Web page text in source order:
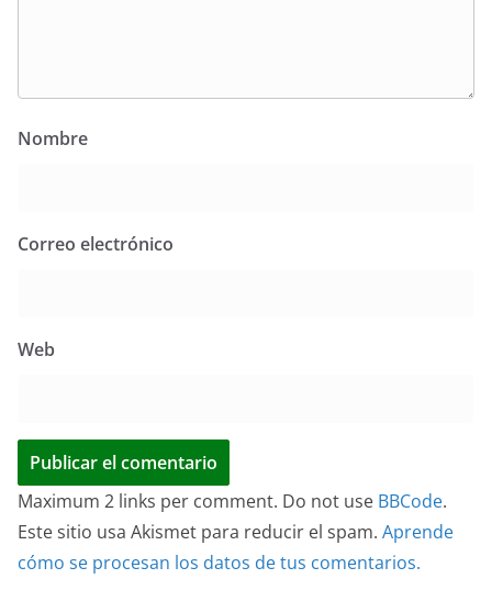
Nombre
Correo electrónico
Web
Maximum 2 links per comment. Do not use BBCode.
Este sitio usa Akismet para reducir el spam. Aprende
cómo se procesan los datos de tus comentarios.